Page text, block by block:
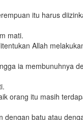
itu harus
mati.
Allah
ia membunuhnya
orang itu masih
batu atau